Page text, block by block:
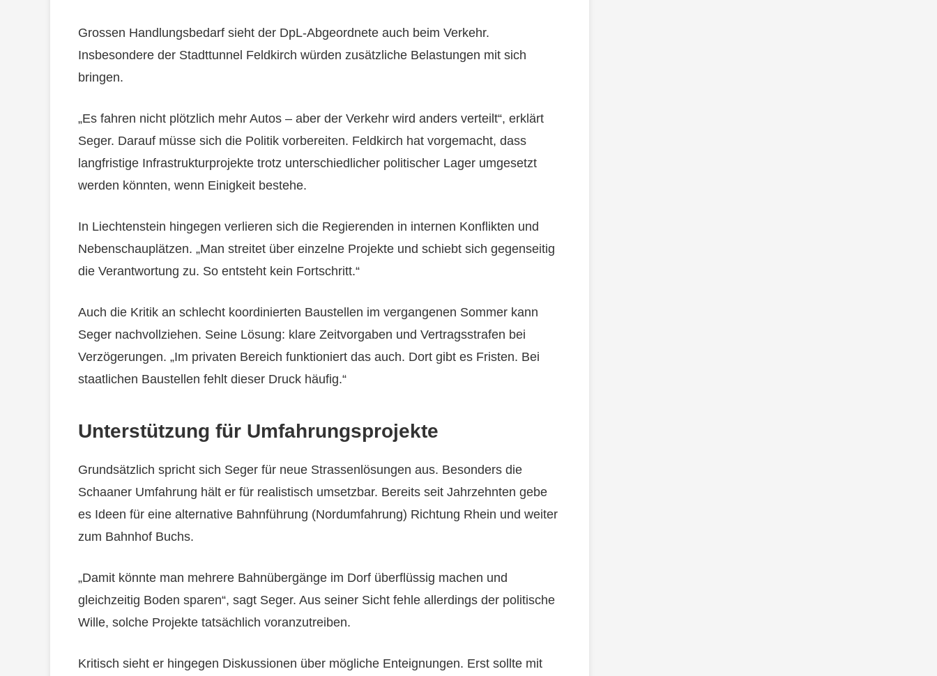
Grossen Handlungsbedarf sieht der DpL-Abgeordnete auch beim Verkehr.
Insbesondere der Stadttunnel Feldkirch würden zusätzliche Belastungen mit sich
bringen.
„Es fahren nicht plötzlich mehr Autos – aber der Verkehr wird anders verteilt“, erklärt
Seger. Darauf müsse sich die Politik vorbereiten. Feldkirch hat vorgemacht, dass
langfristige Infrastrukturprojekte trotz unterschiedlicher politischer Lager umgesetzt
werden könnten, wenn Einigkeit bestehe.
In Liechtenstein hingegen verlieren sich die Regierenden in internen Konflikten und
Nebenschauplätzen. „Man streitet über einzelne Projekte und schiebt sich gegenseitig
die Verantwortung zu. So entsteht kein Fortschritt.“
Auch die Kritik an schlecht koordinierten Baustellen im vergangenen Sommer kann
Seger nachvollziehen. Seine Lösung: klare Zeitvorgaben und Vertragsstrafen bei
Verzögerungen. „Im privaten Bereich funktioniert das auch. Dort gibt es Fristen. Bei
staatlichen Baustellen fehlt dieser Druck häufig.“
Unterstützung für Umfahrungsprojekte
Grundsätzlich spricht sich Seger für neue Strassenlösungen aus. Besonders die
Schaaner Umfahrung hält er für realistisch umsetzbar. Bereits seit Jahrzehnten gebe
es Ideen für eine alternative Bahnführung (Nordumfahrung) Richtung Rhein und weiter
zum Bahnhof Buchs.
„Damit könnte man mehrere Bahnübergänge im Dorf überflüssig machen und
gleichzeitig Boden sparen“, sagt Seger. Aus seiner Sicht fehle allerdings der politische
Wille, solche Projekte tatsächlich voranzutreiben.
Kritisch sieht er hingegen Diskussionen über mögliche Enteignungen. Erst sollte mit